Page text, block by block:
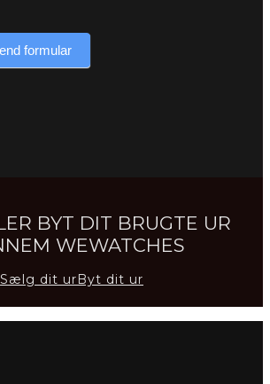
formular
BYT DIT BRUGTE UR
WEWATCHES
Sælg dit urByt dit ur